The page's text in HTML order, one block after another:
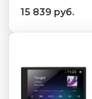
15 839 руб.